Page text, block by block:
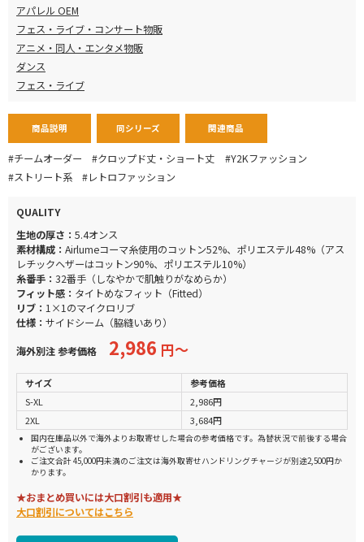
アパレル OEM
フェス・ライブ・コンサート物販
アニメ・同人・エンタメ物販
ダンス
フェス・ライブ
商品説明 同シリーズ 関連商品
#チームオーダー #クロップド丈・ショート丈
#Y2Kファッション
#ストリート系
#レトロファッション
QUALITY
生地の厚さ： 5.4オンス
素材構成： Airlumeコーマ糸使用のコットン52%、ポリエステル48%（アス
レチックヘザーはコットン90%、ポリエステル10%）
糸番手： 32番手（しなやかで肌触りがなめらか）
フィット感： タイトめなフィット（Fitted）
リブ： 1×1のマイクロリブ
仕様： サイドシーム（脇縫いあり）
海外別注 参考価格 2,986 円〜
サイズ
参考価格
S-XL
2,986円
2XL
3,684円
国内在庫品以外で海外よりお取寄せした場合の参考価格です。為替状況で前後する場合
がございます。
ご注文合計 45,000円未満のご注文は海外取寄せハンドリングチャージが別途2,500円か
かります。
★おまとめ買いには大口割引も適用★
大口割引についてはこちら